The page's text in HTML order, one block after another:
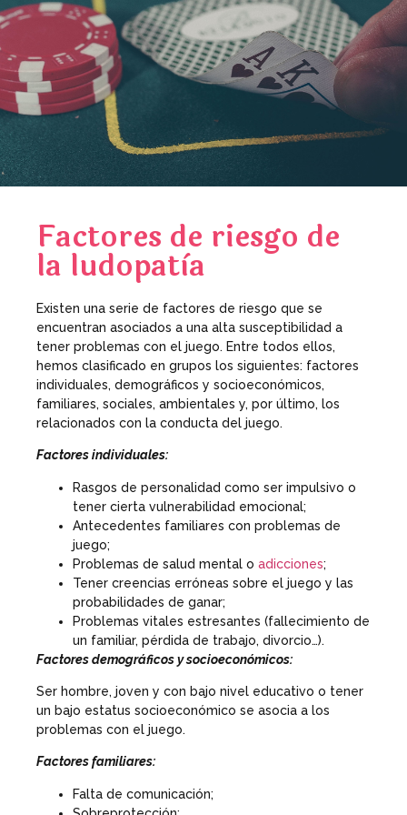
Factores de riesgo de
la ludopatìa
Existen una serie de factores de riesgo que se
encuentran asociados a una alta susceptibilidad a
tener problemas con el juego. Entre todos ellos,
hemos clasificado en grupos los siguientes: factores
individuales, demográficos y socioeconómicos,
familiares, sociales, ambientales y, por último, los
relacionados con la conducta del juego.
Factores individuales:
Rasgos de personalidad como ser impulsivo o
tener cierta vulnerabilidad emocional;
Antecedentes familiares con problemas de
juego;
Problemas de salud mental o adicciones;
Tener creencias erróneas sobre el juego y las
probabilidades de ganar;
Problemas vitales estresantes (fallecimiento de
un familiar, pérdida de trabajo, divorcio…).
Factores demográficos y socioeconómicos:
Ser hombre, joven y con bajo nivel educativo o tener
un bajo estatus socioeconómico se asocia a los
problemas con el juego.
Factores familiares:
Falta de comunicación;